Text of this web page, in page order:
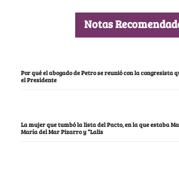
Notas
Por qué el abogado de Petro se reunió con la congresista
el Presidente
La mujer que tumbó la lista del Pacto, en la que estaba
María del Mar Pizarro y “Lalis